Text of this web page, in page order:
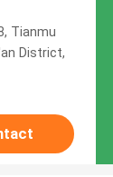
Tianmu
District,